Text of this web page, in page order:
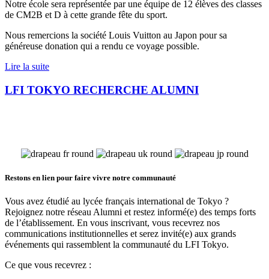
Notre école sera représentée par une équipe de 12 élèves des classes
de CM2B et D à cette grande fête du sport.
Nous remercions la société Louis Vuitton au Japon pour sa
généreuse donation qui a rendu ce voyage possible.
Lire la suite
LFI TOKYO RECHERCHE ALUMNI
Restons en lien pour faire vivre notre communauté
Vous avez étudié au lycée français international de Tokyo ?
Rejoignez notre réseau Alumni et restez informé(e) des temps forts
de l’établissement. En vous inscrivant, vous recevrez nos
communications institutionnelles et serez invité(e) aux grands
événements qui rassemblent la communauté du LFI Tokyo.
Ce que vous recevrez :